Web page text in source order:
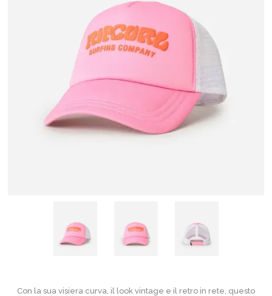
Con la sua visiera curva, il look vintage e il retro in rete, questo